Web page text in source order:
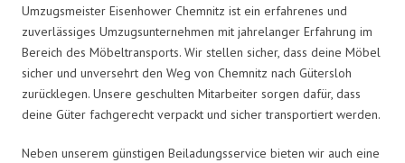
Umzugsmeister Eisenhower Chemnitz ist ein erfahrenes und
zuverlässiges Umzugsunternehmen mit jahrelanger Erfahrung im
Bereich des Möbeltransports. Wir stellen sicher, dass deine Möbel
sicher und unversehrt den Weg von Chemnitz nach Gütersloh
zurücklegen. Unsere geschulten Mitarbeiter sorgen dafür, dass
deine Güter fachgerecht verpackt und sicher transportiert werden.
Neben unserem günstigen Beiladungsservice bieten wir auch eine